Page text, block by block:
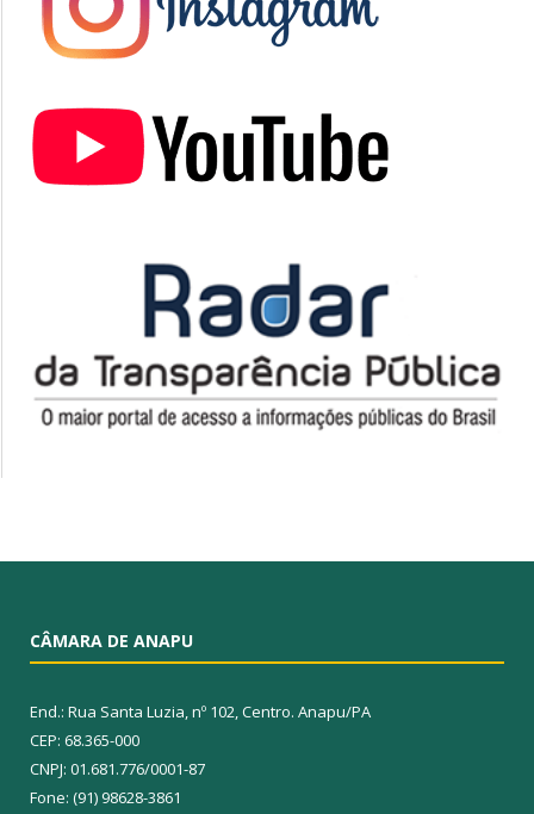
CÂMARA DE ANAPU
End.: Rua Santa Luzia, nº 102, Centro. Anapu/PA
CEP: 68.365-000
CNPJ: 01.681.776/0001-87
Fone: (91) 98628-3861